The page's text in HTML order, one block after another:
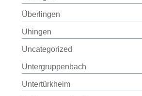
Überlingen
Uhingen
Uncategorized
Untergruppenbach
Untertürkheim